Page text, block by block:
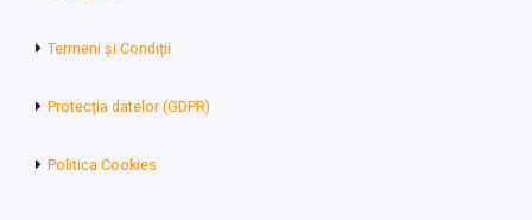
Termeni și Condiții
Protecția datelor (GDPR)
Politica Cookies